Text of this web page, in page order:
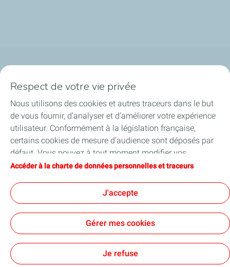
Financer les entreprises
Soutenir les projets industriels
Accompagner à l'international
Accessibilité : partiellement conforme
Respect de votre vie privée
Nous utilisons des cookies et autres traceurs dans le but
de vous fournir, d’analyser et d’améliorer votre expérience
utilisateur. Conformément à la législation française,
certains cookies de mesure d'audience sont déposés par
défaut. Vous pouvez à tout moment modifier vos
paramètres de cookies en cliquant sur le bouton « Gérer
vous acceptez le dépôt de l’ensemble des cookies. Dans le
cas où vous cliquez sur « Je refuse », seuls les cookies
techniques nécessaires au bon fonctionnement du site
seront utilisés. Pour plus d’informations, vous pouvez
traceurs ».
Accéder à la charte de données personnelles et traceurs
J'accepte
Gérer mes cookies
Je refuse